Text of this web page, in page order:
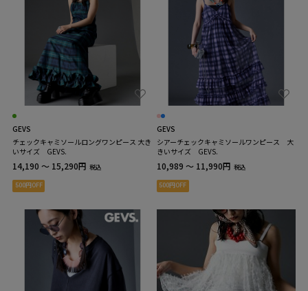
GEVS
チェックキャミソールロングワンピース 大き
いサイズ GEVS.
14,190 ～ 15,290円 税込
500円OFF
GEVS
シアーチェックキャミソールワンピース 大
きいサイズ GEVS.
10,989 ～ 11,990円 税込
500円OFF